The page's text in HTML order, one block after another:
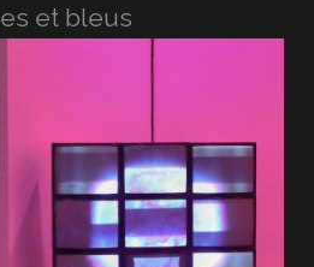
et bleus